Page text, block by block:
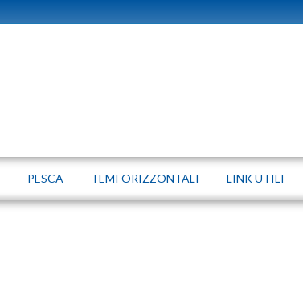
PESCA TEMI ORIZZONTALI LINK UTILI